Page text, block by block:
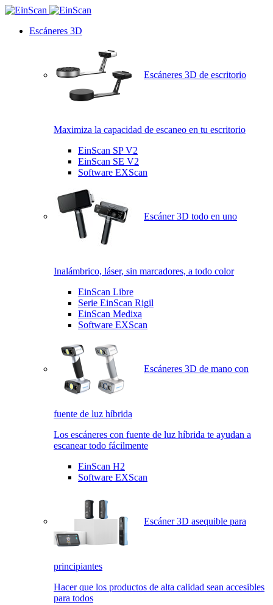
Escáneres 3D
Escáneres 3D de escritorio
Maximiza la capacidad de escaneo en tu escritorio
EinScan SP V2
EinScan SE V2
Software EXScan
Escáner 3D todo en uno
Inalámbrico, láser, sin marcadores, a todo color
EinScan Libre
Serie EinScan Rigil
EinScan Medixa
Software EXScan
Escáneres 3D de mano con
fuente de luz híbrida
Los escáneres con fuente de luz híbrida te ayudan a
escanear todo fácilmente
EinScan H2
Software EXScan
Escáner 3D asequible para
principiantes
Hacer que los productos de alta calidad sean accesibles
para todos